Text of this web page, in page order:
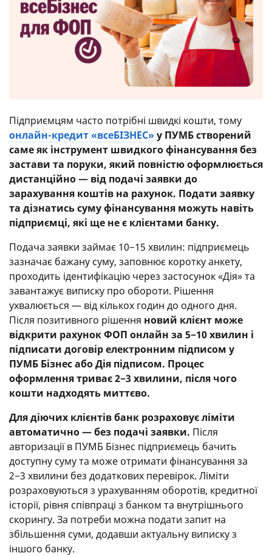
Підприємцям часто потрібні швидкі кошти, тому
онлайн-кредит «всеБІЗНЕС» у ПУМБ створений
саме як інструмент швидкого фінансування без
застави та поруки, який повністю оформлюється
дистанційно — від подачі заявки до
зарахування коштів на рахунок. Подати заявку
та дізнатись суму фінансування можуть навіть
підприємці, які ще не є клієнтами банку.
Подача заявки займає 10−15 хвилин: підприємець
зазначає бажану суму, заповнює коротку анкету,
проходить ідентифікацію через застосунок «Дія» та
завантажує виписку про обороти. Рішення
ухвалюється — від кількох годин до одного дня.
Після позитивного рішення новий клієнт може
відкрити рахунок ФОП онлайн за 5−10 хвилин і
підписати договір електронним підписом у
ПУМБ Бізнес або Дія підписом. Процес
оформлення триває 2−3 хвилини, після чого
кошти надходять миттєво.
Для діючих клієнтів банк розраховує ліміти
автоматично — без подачі заявки. Після
авторизації в ПУМБ Бізнес підприємець бачить
доступну суму та може отримати фінансування за
2−3 хвилини без додаткових перевірок. Ліміти
розраховуються з урахуванням оборотів, кредитної
історії, рівня співпраці з банком та внутрішнього
скорингу. За потреби можна подати запит на
збільшення суми, додавши актуальну виписку з
іншого банку.